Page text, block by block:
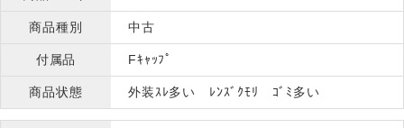
商品種別 中古
付属品 Fｷｬｯﾌﾟ
商品状態 外装ｽﾚ多い ﾚﾝｽﾞｸﾓﾘ ｺﾞﾐ多い